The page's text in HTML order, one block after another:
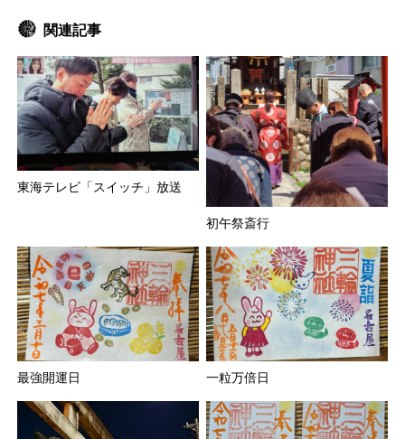
関連記事
東海テレビ「スイッチ」放送
初午祭斎行
最強開運日 一粒万倍日